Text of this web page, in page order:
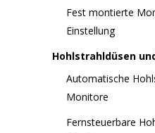
Fest montierte
Einstellung
Hohlstrahldüsen
Automatische
Monitore
Fernsteuerbare